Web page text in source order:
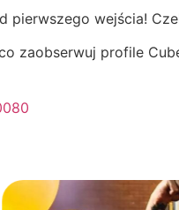
wejścia!
zaobserwuj profile